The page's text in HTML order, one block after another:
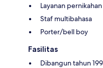
Layanan pernikahan
Staf multibahasa
Porter/bell boy
Fasilitas
Dibangun tahun